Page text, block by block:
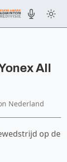
All
Nederland
op de